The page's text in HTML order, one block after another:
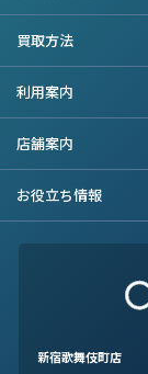
買取方法
利用案内
店舗案内
お役立ち情報
新宿歌舞伎町店